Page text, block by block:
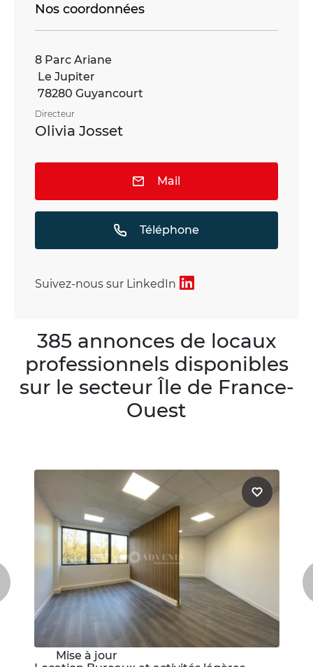
Nos coordonnées
8 Parc Ariane
Le Jupiter
78280 Guyancourt
Directeur
Olivia Josset
Mail
Téléphone
Suivez-nous sur LinkedIn
385 annonces de locaux
professionnels disponibles
sur le secteur Île de France-
Ouest
Mise à jour